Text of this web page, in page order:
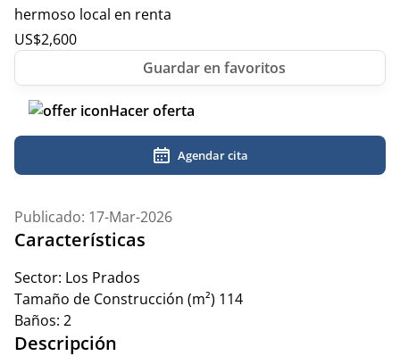
hermoso local en renta
US$2,600
Hacer oferta
Agendar cita
Publicado: 17-Mar-2026
Características
Sector: Los Prados
Tamaño de Construcción (m²) 114
Baños: 2
Descripción